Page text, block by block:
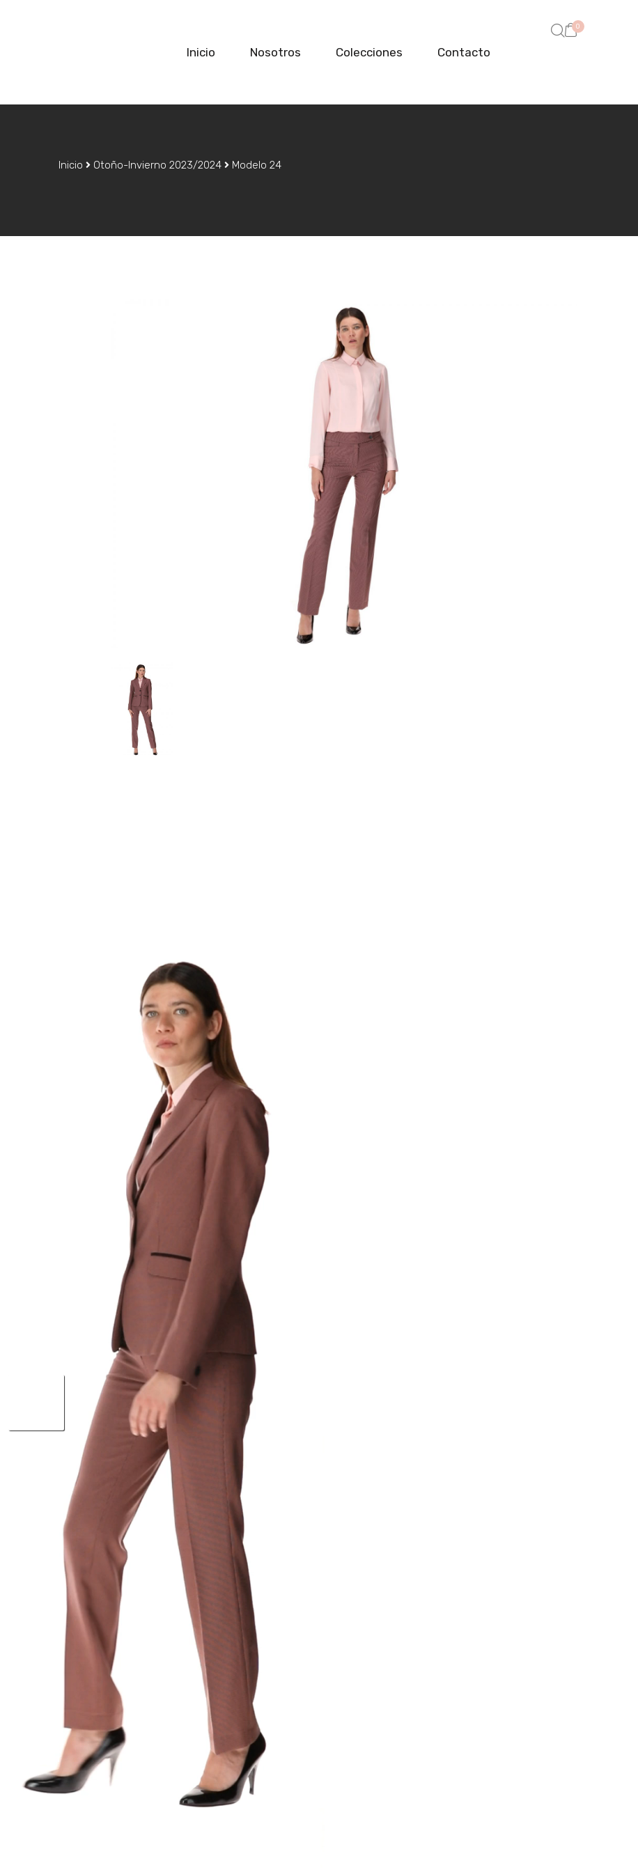
Inicio Nosotros Colecciones Contacto
0
Inicio Otoño-Invierno 2023/2024 Modelo 24